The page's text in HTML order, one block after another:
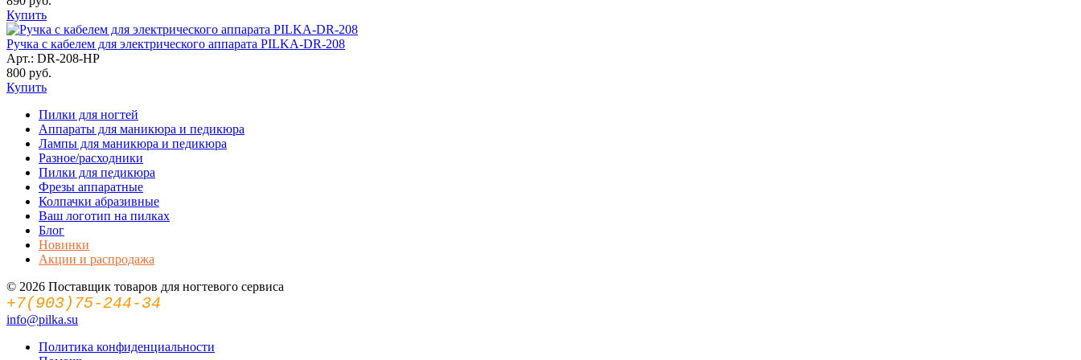
Купить
Ручка с кабелем для электрического аппарата PILKA-DR-208
Арт.: DR-208-HP
800 руб.
Купить
Пилки для ногтей
Аппараты для маникюра и педикюра
Лампы для маникюра и педикюра
Разное/расходники
Пилки для педикюра
Фрезы аппаратные
Колпачки абразивные
Ваш логотип на пилках
Блог
Новинки
Акции и распродажа
© 2026 Поставщик товаров для ногтевого сервиса
+7(903)75-244-34
info@pilka.su
Политика конфиденциальности